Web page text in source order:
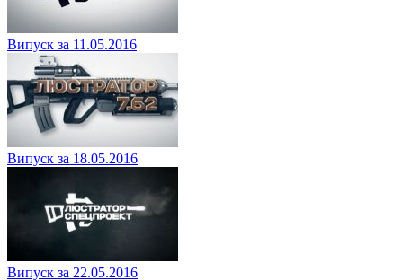
Випуск за 11.05.2016
Випуск за 18.05.2016
Випуск за 22.05.2016